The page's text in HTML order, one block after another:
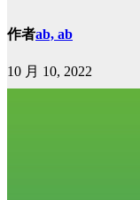
作者ab, ab
10 月 10, 2022